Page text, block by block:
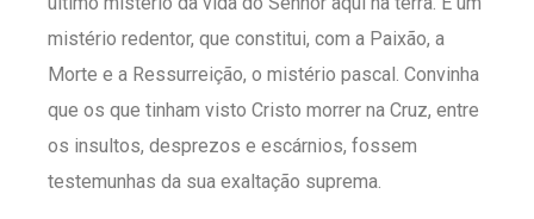
mistério redentor, que constitui, com a Paixão, a
Morte e a Ressurreição, o mistério pascal. Convinha
que os que tinham visto Cristo morrer na Cruz, entre
os insultos, desprezos e escárnios, fossem
testemunhas da sua exaltação suprema.